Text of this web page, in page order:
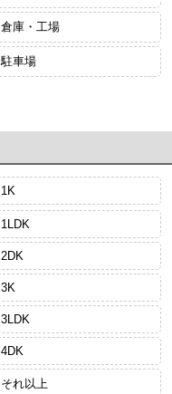
倉庫・工場
駐車場
1K
1LDK
2DK
3K
3LDK
4DK
それ以上